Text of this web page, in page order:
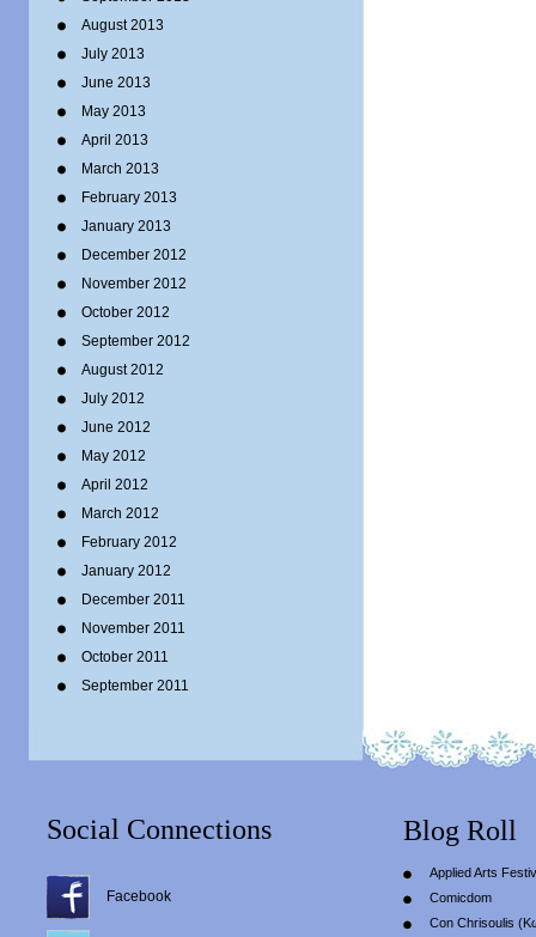
August 2013
July 2013
June 2013
May 2013
April 2013
March 2013
February 2013
January 2013
December 2012
November 2012
October 2012
September 2012
August 2012
July 2012
June 2012
May 2012
April 2012
March 2012
February 2012
January 2012
December 2011
November 2011
October 2011
September 2011
Social Connections
Facebook
Blog Roll
Applied Arts
Comicdom
Con Chrisoulis